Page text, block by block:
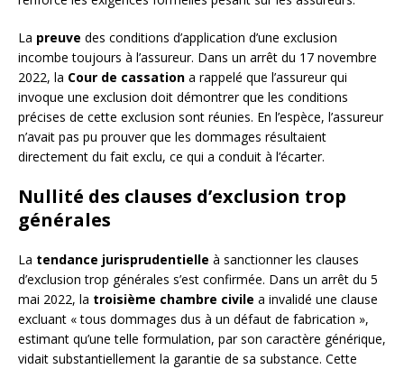
La preuve des conditions d’application d’une exclusion
incombe toujours à l’assureur. Dans un arrêt du 17 novembre
2022, la Cour de cassation a rappelé que l’assureur qui
invoque une exclusion doit démontrer que les conditions
précises de cette exclusion sont réunies. En l’espèce, l’assureur
n’avait pas pu prouver que les dommages résultaient
directement du fait exclu, ce qui a conduit à l’écarter.
Nullité des clauses d’exclusion trop
générales
La tendance jurisprudentielle à sanctionner les clauses
d’exclusion trop générales s’est confirmée. Dans un arrêt du 5
mai 2022, la troisième chambre civile a invalidé une clause
excluant « tous dommages dus à un défaut de fabrication »,
estimant qu’une telle formulation, par son caractère générique,
vidait substantiellement la garantie de sa substance. Cette